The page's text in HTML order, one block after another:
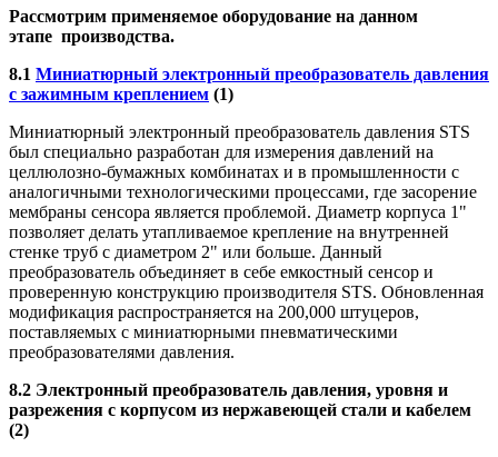
Рассмотрим применяемое оборудование на данном
этапе производства.
8.1 Миниатюрный электронный преобразователь давления
с зажимным креплением (1)
Миниатюрный электронный преобразователь давления STS
был специально разработан для измерения давлений на
целлюлозно-бумажных комбинатах и в промышленности с
аналогичными технологическими процессами, где засорение
мембраны сенсора является проблемой. Диаметр корпуса 1"
позволяет делать утапливаемое крепление на внутренней
стенке труб с диаметром 2" или больше. Данный
преобразователь объединяет в себе емкостный сенсор и
проверенную конструкцию производителя STS. Обновленная
модификация распространяется на 200,000 штуцеров,
поставляемых с миниатюрными пневматическими
преобразователями давления.
8.2 Электронный преобразователь давления, уровня и
разрежения с корпусом из нержавеющей стали и кабелем
(2)